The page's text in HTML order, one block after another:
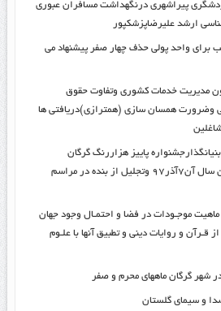
پیراشهری درنگهداشت مسافران عبوری
ارشد علیرضاپزشکپور
برای واحد پولی حذف چهار صفر پیشنهاد می
مدیریت خدمات کشوری وتفاوت حقوق
وضرورت همسان سازی (همترازی)دریافتی ها
پاییز هزاررنگ گرگان
درمراسم افتتاحیه سومین سال آن۷آذر۹۷ وتجلیل از بنده در مراسم
موجـودات در فضا و احتمـال وجود جهان
قـرآن و روایات دینی و تطبیق آنها با علـوم
شهر گرگان ماههای محرم و صفر
و سیمای گلستان